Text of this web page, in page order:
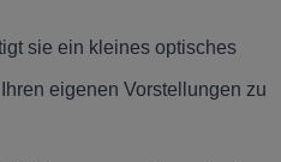
sie ein kleines optisches
eigenen Vorstellungen zu